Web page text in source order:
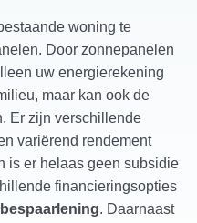
woning te
Door zonnepanelen
uw energierekening
maar kan ook de
Er zijn verschillende
variërend rendement
is er helaas geen subsidie
financieringsopties
. Daarnaast